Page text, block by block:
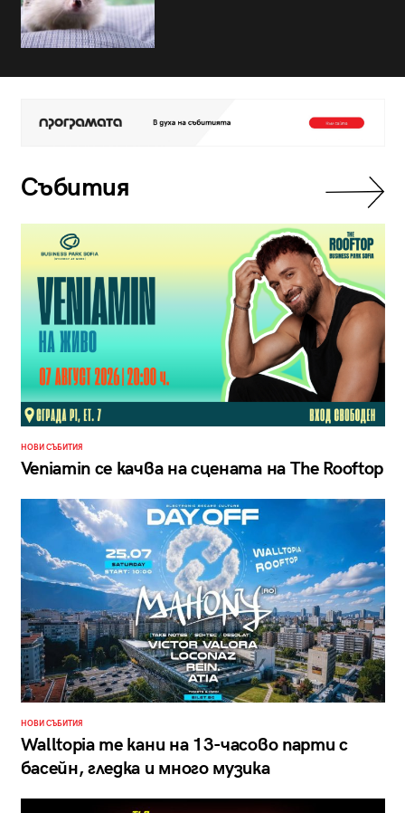
Събития
НОВИ СЪБИТИЯ
Veniamin се качва на сцената на The Rooftop
НОВИ СЪБИТИЯ
Walltopia те кани на 13-часово парти с
басейн, гледка и много музика